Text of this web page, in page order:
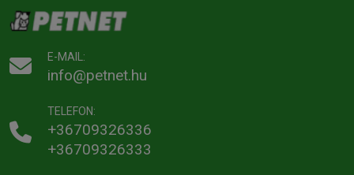
E-MAIL:
info@petnet.hu
TELEFON:
+36709326336
+36709326333